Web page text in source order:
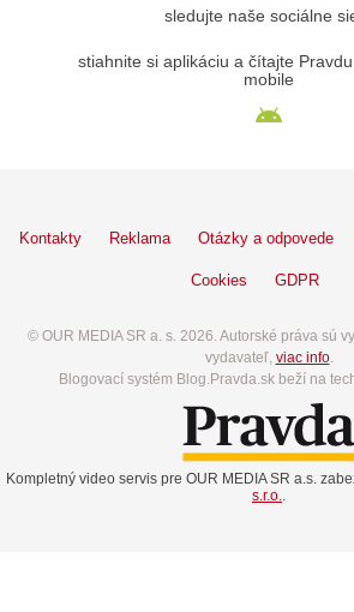
sledujte naše sociálne
stiahnite si aplikáciu a čítajte
mobile
Kontakty Reklama Otázky a odpovede
Cookies GDPR
© OUR MEDIA SR a. s. 2026. Autorské práva sú
vydavateľ, viac info.
Blogovací systém Blog.Pravda.sk beží na
Kompletný video servis pre OUR MEDIA SR a.s.
s.r.o..